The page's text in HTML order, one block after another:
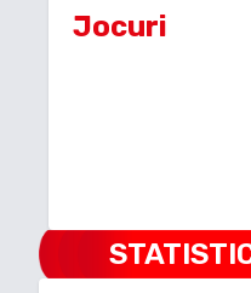
Jocuri